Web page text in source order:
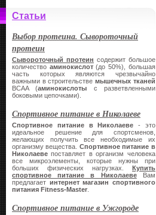
Статьи
Выбор протеина. Сывороточный
протеин
Сывороточный протеин содержит большое
количество аминокислот(до 50%), большая
часть которых являются чрезвычайно
важными в строительствемышечных тканей
BCAA (аминокислоты с разветвленными
боковыми цепочками).
Спортивное питание в Николаеве
Спортивное питание в Николаеве - это
идеальное решение для спортсменов,
желающих получить все необходимые их
организму вещества. Спортивное питание в
Николаеве поставляет в организм человека
все микроэлементы, которые нужны при
больших физических нагрузках. Купить
спортивное питание в НиколаевеВам
предлагает интернет магазин спортивного
питания Fitness-Master
Спортивное питание в Ужгороде